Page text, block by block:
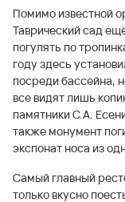
Помимо известной
Таврический сад
погулять по
году здесь
посреди бассейна,
все видят лишь
памятники С.А.
также монумент
экспонат носа из
Самый главный
только вкусно